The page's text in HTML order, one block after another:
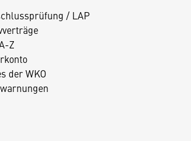
/ LAP
Z
der WKO